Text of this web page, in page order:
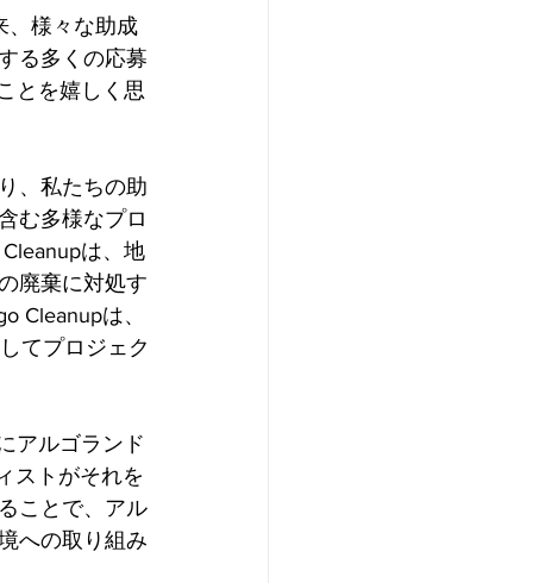
、様々な助成
る多くの応募
とを嬉しく思
、私たちの助
む多様なプロ
は、地
廃棄に対処す
Cleanupは、
てプロジェク
アルゴランド
ストがそれを
ことで、アル
への取り組み